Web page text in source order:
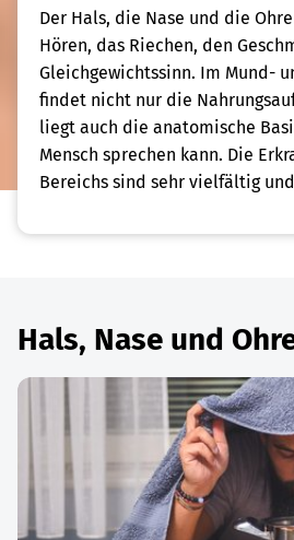
Der Hals, die Nase und die
Hören, das Riechen, den
Gleichgewichtssinn. Im Mund-
findet nicht nur die
liegt auch die anatomische
Mensch sprechen kann. Die
Bereichs sind sehr vielfältig
Hals, Nase und